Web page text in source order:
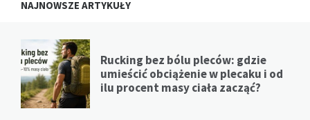
NAJNOWSZE ARTYKUŁY
Rucking bez bólu pleców: gdzie
umieścić obciążenie w plecaku i od
ilu procent masy ciała zacząć?